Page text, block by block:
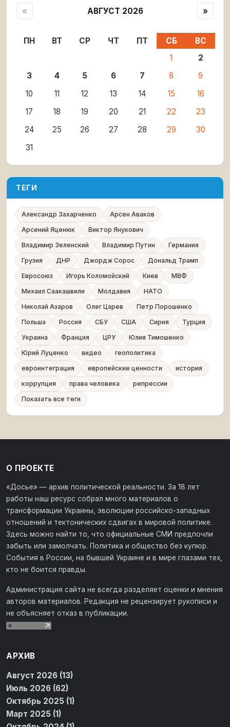
« АВГУСТ 2026 »
ПН ВТ СР ЧТ ПТ СБ
ВС
1
2
3
4 5 6 7 8
9
10
11 12 13 14 15
16
17
18 19 20 21 22
23
24
25 26 27 28 29
30
31
ТЕГИ
Александр Захарченко
Арсен Аваков
Арсений Яценюк
Виктор Янукович
Владимир Зеленский
Владимир Путин
Германия
Грузия
ДНР Джордж Сорос
Дональд Трамп
Евросоюз
Игорь Коломойский Киев
МВФ
Михаил Саакашвили
Молдавия
НАТО
Николай Азаров
Олег Царев
Петр Порошенко
Польша
Россия СБУ США Сирия
Турция
Украина
Франция ЦРУ
Юлия Тимошенко
Юрий Луценко
видео
геополитика
евроинтеграция
европейские ценности
история
коррупция
права человека
репрессии
Показать все теги
О ПРОЕКТЕ
«Досье» — архив политической реальности. За 18 лет
работы наш ресурс собрал много материалов о
трансформации Украины, эволюции российско-западных
отношений и тектонических сдвигах в мировой политике.
Здесь можно найти то, что официальные СМИ предпочли
забыть или замолчать. Политика и общество без купюр.
События в России, на бывшей Украине и в мире глазами тех,
кто не боится правды.
Администрация сайта не всегда разделяет оценки и мнения
авторов материалов. Редакция не рецензирует рукописи и
не объясняет отказ в публикации.
АРХИВ
Август 2026 (13)
Июль 2026 (62)
Октябрь 2025 (1)
Март 2025 (1)